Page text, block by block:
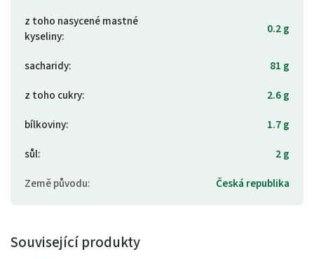
z toho nasycené mastné
kyseliny: 0.2 g
sacharidy:
81 g
z toho cukry:
2.6 g
bílkoviny:
1.7 g
sůl:
2 g
Země původu: Česká republika
Související produkty